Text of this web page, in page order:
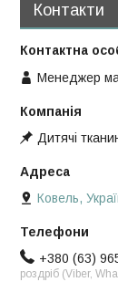
Контакти
Менеджер
Дитячі
Ковель,
+380 (63)
роздріб (Viber,